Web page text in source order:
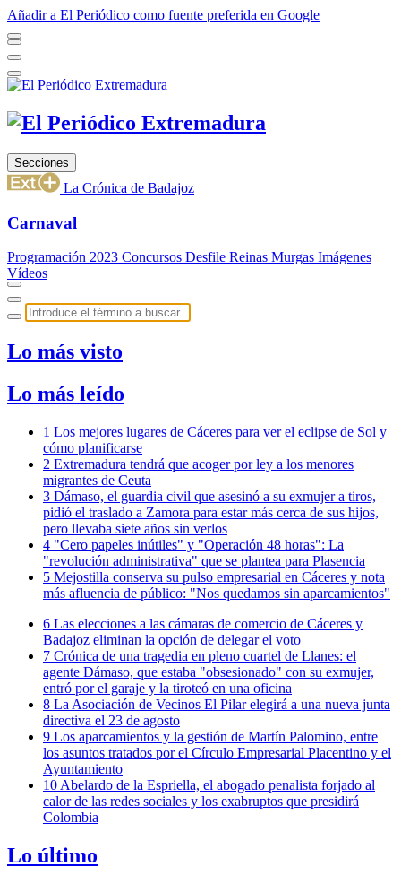
Añadir a El Periódico como fuente preferida en Google
Secciones
La Crónica de Badajoz
Carnaval
Programación 2023 Concursos Desfile Reinas Murgas Imágenes
Vídeos
Lo más visto
Lo más leído
1 Los mejores lugares de Cáceres para ver el eclipse de Sol y
cómo planificarse
2 Extremadura tendrá que acoger por ley a los menores
migrantes de Ceuta
3 Dámaso, el guardia civil que asesinó a su exmujer a tiros,
pidió el traslado a Zamora para estar más cerca de sus hijos,
pero llevaba siete años sin verlos
4 "Cero papeles inútiles" y "Operación 48 horas": La
"revolución administrativa" que se plantea para Plasencia
5 Mejostilla conserva su pulso empresarial en Cáceres y nota
más afluencia de público: "Nos quedamos sin aparcamientos"
6 Las elecciones a las cámaras de comercio de Cáceres y
Badajoz eliminan la opción de delegar el voto
7 Crónica de una tragedia en pleno cuartel de Llanes: el
agente Dámaso, que estaba "obsesionado" con su exmujer,
entró por el garaje y la tiroteó en una oficina
8 La Asociación de Vecinos El Pilar elegirá a una nueva junta
directiva el 23 de agosto
9 Los aparcamientos y la gestión de Martín Palomino, entre
los asuntos tratados por el Círculo Empresarial Placentino y el
Ayuntamiento
10 Abelardo de la Espriella, el abogado penalista forjado al
calor de las redes sociales y los exabruptos que presidirá
Colombia
Lo último